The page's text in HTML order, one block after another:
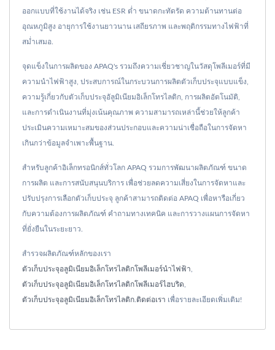
ออกแบบที่ใช้งานได้จริง เช่น ESR ต่ำ ขนาดกะทัดรัด ความต้านทานต่อ
อุณหภูมิสูง อายุการใช้งานยาวนาน เสถียรภาพ และพฤติกรรมทางไฟฟ้าที่
สม่ำเสมอ.
จุดแข็งในการผลิตของ APAQ's รวมถึงความเชี่ยวชาญในวัสดุโพลีเมอร์ที่มี
ความนำไฟฟ้าสูง, ประสบการณ์ในกระบวนการผลิตตัวเก็บประจุแบบแข็ง,
ความรู้เกี่ยวกับตัวเก็บประจุอัลูมิเนียมอิเล็กโทรไลติก, การผลิตอัตโนมัติ,
และการดำเนินงานที่มุ่งเน้นคุณภาพ ความสามารถเหล่านี้ช่วยให้ลูกค้า
ประเมินความเหมาะสมของส่วนประกอบและความน่าเชื่อถือในการจัดหา
เกินกว่าข้อมูลจำเพาะพื้นฐาน.
สำหรับลูกค้าอิเล็กทรอนิกส์ทั่วโลก APAQ รวมการพัฒนาผลิตภัณฑ์ ขนาด
การผลิต และการสนับสนุนบริการ เพื่อช่วยลดความเสี่ยงในการจัดหาและ
ปรับปรุงการเลือกตัวเก็บประจุ ลูกค้าสามารถติดต่อ APAQ เพื่อหารือเกี่ยว
กับความต้องการผลิตภัณฑ์ คำถามทางเทคนิค และการวางแผนการจัดหา
ที่ยั่งยืนในระยะยาว.
สำรวจผลิตภัณฑ์หลักของเรา
ตัวเก็บประจุอลูมิเนียมอิเล็กโทรไลติกโพลีเมอร์นำไฟฟ้า
ตัวเก็บประจุอลูมิเนียมอิเล็กโทรไลติกโพลีเมอร์ไฮบริด
ตัวเก็บประจุอลูมิเนียมอิเล็กโทรไลติก ติดต่อเรา เพื่อรายละเอียดเพิ่มเติม!